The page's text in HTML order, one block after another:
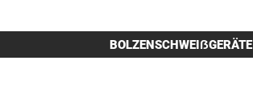
BOLZENSCHWEIẞGERÄTE